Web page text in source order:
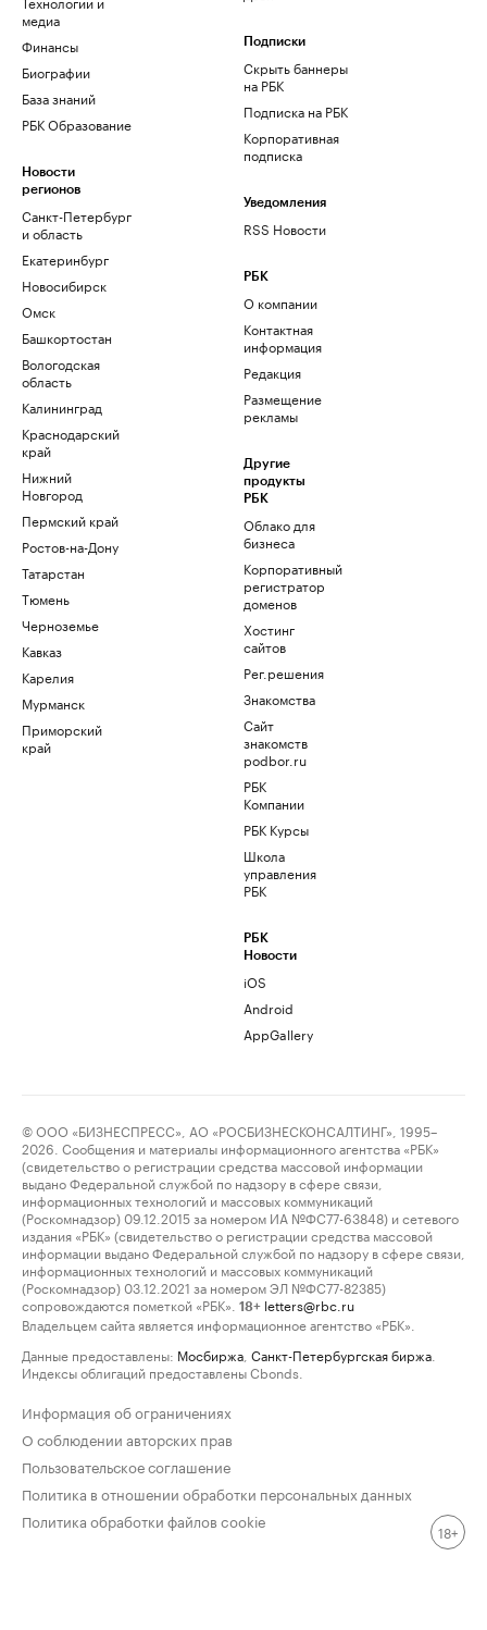
медиа
Финансы
Биографии
База знаний
РБК Образование
Новости
регионов
Санкт-Петербург
и область
Екатеринбург
Новосибирск
Омск
Башкортостан
Вологодская
область
Калининград
Краснодарский
край
Нижний
Новгород
Пермский край
Ростов-на-Дону
Татарстан
Тюмень
Черноземье
Кавказ
Карелия
Мурманск
Приморский
край
Подписки
Скрыть баннеры
на РБК
Подписка на РБК
Корпоративная
подписка
Уведомления
RSS Новости
РБК
О компании
Контактная
информация
Редакция
Размещение
рекламы
Другие
продукты
РБК
Облако для
бизнеса
Корпоративный
регистратор
доменов
Хостинг
сайтов
Рег.решения
Знакомства
Сайт
знакомств
podbor.ru
РБК
Компании
РБК Курсы
Школа
управления
РБК
РБК
Новости
iOS
Android
AppGallery
© ООО «БИЗНЕСПРЕСС», АО «РОСБИЗНЕСКОНСАЛТИНГ», 1995–
2026. Сообщения и материалы информационного агентства «РБК»
(свидетельство о регистрации средства массовой информации
выдано Федеральной службой по надзору в сфере связи,
информационных технологий и массовых коммуникаций
(Роскомнадзор) 09.12.2015 за номером ИА №ФС77-63848) и сетевого
издания «РБК» (свидетельство о регистрации средства массовой
информации выдано Федеральной службой по надзору в сфере связи,
информационных технологий и массовых коммуникаций
(Роскомнадзор) 03.12.2021 за номером ЭЛ №ФС77-82385)
сопровождаются пометкой «РБК».
18+ letters@rbc.ru
Владельцем сайта является информационное агентство «РБК».
Данные предоставлены: Мосбиржа Санкт-Петербургская биржа
Индексы облигаций предоставлены Cbonds.
Информация об ограничениях
О соблюдении авторских прав
Пользовательское соглашение
Политика в отношении обработки персональных данных
Политика обработки файлов cookie
18+